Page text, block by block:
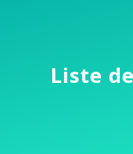
Liste